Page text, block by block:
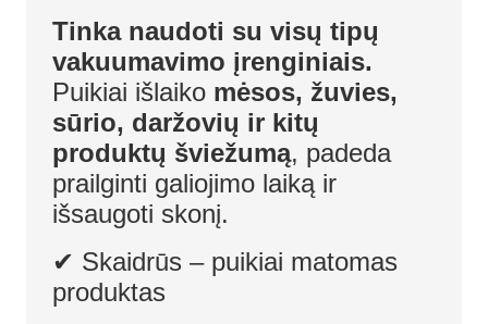
Tinka naudoti su visų tipų
vakuumavimo įrenginiais.
Puikiai išlaiko mėsos, žuvies,
sūrio, daržovių ir kitų
produktų šviežumą, padeda
prailginti galiojimo laiką ir
išsaugoti skonį.
✔ Skaidrūs – puikiai matomas
produktas